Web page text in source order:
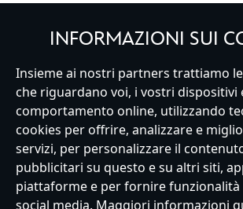
Italy
Servizio Clienti Termini d'Uso Trova Negozio
Normativa Europea sul trattamento dei dati
Informativa sulla privacy
Politica dei Cookie
Informativa sulla privacy UE
Termini e
INFORMAZIONI SUI
Insieme ai nostri partners trattiamo
che riguardano voi, i vostri dispositivi
comportamento online, utilizzando
cookies per offrire, analizzare e
servizi, per personalizzare il
pubblicitari su questo e su altri siti,
piattaforme e per fornire funzionalità
social media. Maggiori informazioni